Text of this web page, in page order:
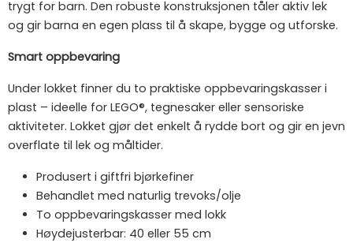
trygt for barn. Den robuste konstruksjonen tåler aktiv lek
og gir barna en egen plass til å skape, bygge og utforske.
Smart oppbevaring
Under lokket finner du to praktiske oppbevaringskasser i
plast – ideelle for LEGO®, tegnesaker eller sensoriske
aktiviteter. Lokket gjør det enkelt å rydde bort og gir en jevn
overflate til lek og måltider.
Produsert i giftfri bjørkefiner
Behandlet med naturlig trevoks/olje
To oppbevaringskasser med lokk
Høydejusterbar: 40 eller 55 cm